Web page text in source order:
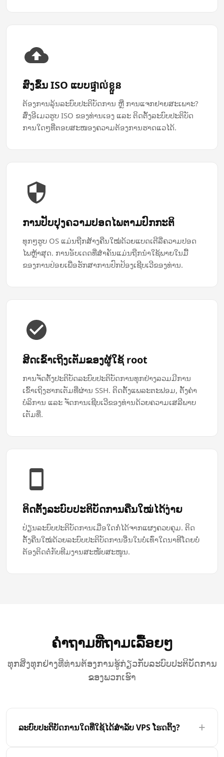
ສົ່ງ​ຂຶ້ນ​ ISO ແບບ​ផ្ទាល់ខ្លួន
ຕ້ອງການ​ລຸ້ນ​ລະບົບ​ປະຕິບັດການ ຫຼື ການ​ແຈກ​ຢາຍ​ສະເພາະ?
ສົ່ງ​ອີເມວ​ຮູບ ISO ຂອງທ່ານ​ເອງ ແລະ ຕິດຕັ້ງ​ລະບົບ​ປະຕິບັດ
ການ​ໃດໆ​ທີ່​ຕອບ​ສະໜອງ​ຄວາມ​ຕ້ອງການ​ຮາດແວ​ໄດ້.
ການປັບປຸງ​ຄວາມປອດໄພ​ຕາມ​ປົກກະຕິ
ທຸກໆຮູບ OS ແມ່ນຖືກສ້າງຄືນໃໝ່ດ້ວຍແບດເຕີລີ່ຄວາມປອດ
ໄພຫຼ້າສຸດ. ການອັບເດດທີ່ສຳຄັນແມ່ນຖືກນຳໃຊ້ພາຍໃນມື້
ຂອງການປ່ອຍເພື່ອຮັກສາການປົກປ້ອງເຊີບເວີຂອງທ່ານ.
ສິດ​ເຂົ້າ​ເຖິງ​ເຕັມ​ຂອງ​ຜູ້​ໃຊ້ root
ການ​ຈັດ​ຕັ້ງ​ປະຕິບັດ​ລະບົບ​ປະຕິບັດ​ການ​ທຸກ​ຢ່າງ​ລວມ​ມີ​ການ​
ເຂົ້າ​ເຖິງ​ຮາກ​ເຕັມ​ທີ່​ຜ່ານ SSH. ຕິດຕັ້ງ​ແພລະຕະຟອມ, ຕັ້ງຄ່າ​
ບໍລິການ ແລະ ຈັດການ​ເຊີບເວີ​ຂອງທ່ານ​ດ້ວຍ​ຄວາມ​ເສລີ​ພາບ​
ເຕັມ​ທີ່.
ຕິດຕັ້ງ​ລະບົບ​ປະຕິບັດການ​ຄືນ​ໃໝ່​ໄດ້​ງ່າຍ
ປ່ຽນລະບົບປະຕິບັດການເມື່ອໃດກໍ່ໄດ້ຈາກແຜງຄວບຄຸມ. ຕິດ
ຕັ້ງຄືນໃໝ່ດ້ວຍລະບົບປະຕິບັດການອື່ນໃນບໍ່ເທົ່າໃດນາທີໂດຍບໍ່
ຕ້ອງຕິດຕໍ່ກັບທີມງານສະໜັບສະໜູນ.
ຄໍາຖາມທີ່ຖາມເລື້ອຍໆ
ທຸກສິ່ງທຸກຢ່າງທີ່ທ່ານຕ້ອງການຮູ້ກ່ຽວກັບລະບົບປະຕິບັດການ
ຂອງພວກເຮົາ
ລະບົບປະຕິບັດການໃດທີ່ໃຊ້ໄດ້ສໍາລັບ VPS ໂຮດຕິ້ງ? +